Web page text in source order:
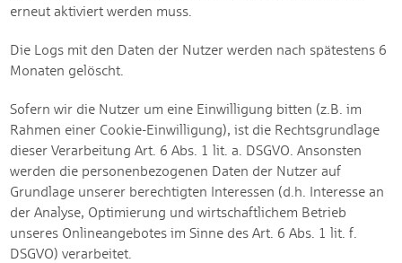
erneut aktiviert werden muss.
Die Logs mit den Daten der Nutzer werden nach spätestens 6
Monaten gelöscht.
Sofern wir die Nutzer um eine Einwilligung bitten (z.B. im
Rahmen einer Cookie-Einwilligung), ist die Rechtsgrundlage
dieser Verarbeitung Art. 6 Abs. 1 lit. a. DSGVO. Ansonsten
werden die personenbezogenen Daten der Nutzer auf
Grundlage unserer berechtigten Interessen (d.h. Interesse an
der Analyse, Optimierung und wirtschaftlichem Betrieb
unseres Onlineangebotes im Sinne des Art. 6 Abs. 1 lit. f.
DSGVO) verarbeitet.